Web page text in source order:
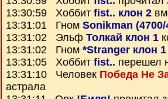
13:30:59 Хоббит fist.. клон 2
13:31:01 Гном Sonikman (4700/
13:31:02 Эльф Толкай клон 1
13:31:02 Гном *Stranger клон 1
13:31:05 Хоббит fist.. перешел
13:31:10 Человек Победа Не
астрала